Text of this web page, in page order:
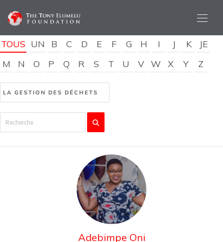
TOUS UN B C D E F G H I J K
JE
M
N O P Q R S T U V W X Y Z
Adebimpe Oni